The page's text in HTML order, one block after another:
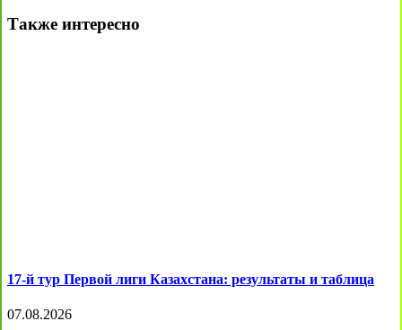
Также интересно
17-й тур Первой лиги Казахстана: результаты и таблица
07.08.2026